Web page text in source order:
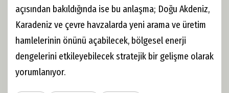
açısından bakıldığında ise bu anlaşma; Doğu Akdeniz,
Karadeniz ve çevre havzalarda yeni arama ve üretim
hamlelerinin önünü açabilecek, bölgesel enerji
dengelerini etkileyebilecek stratejik bir gelişme olarak
yorumlanıyor.